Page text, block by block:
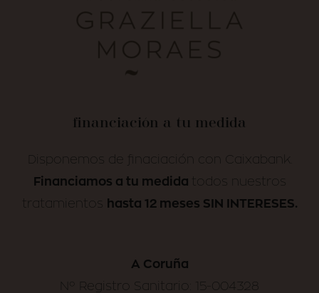
financiación a tu medida
Disponemos de finaciación con Caixabank.
Financiamos a tu medida
todos nuestros
tratamientos
hasta 12 meses SIN INTERESES.
A Coruña
Nº Registro Sanitario: 15-004328